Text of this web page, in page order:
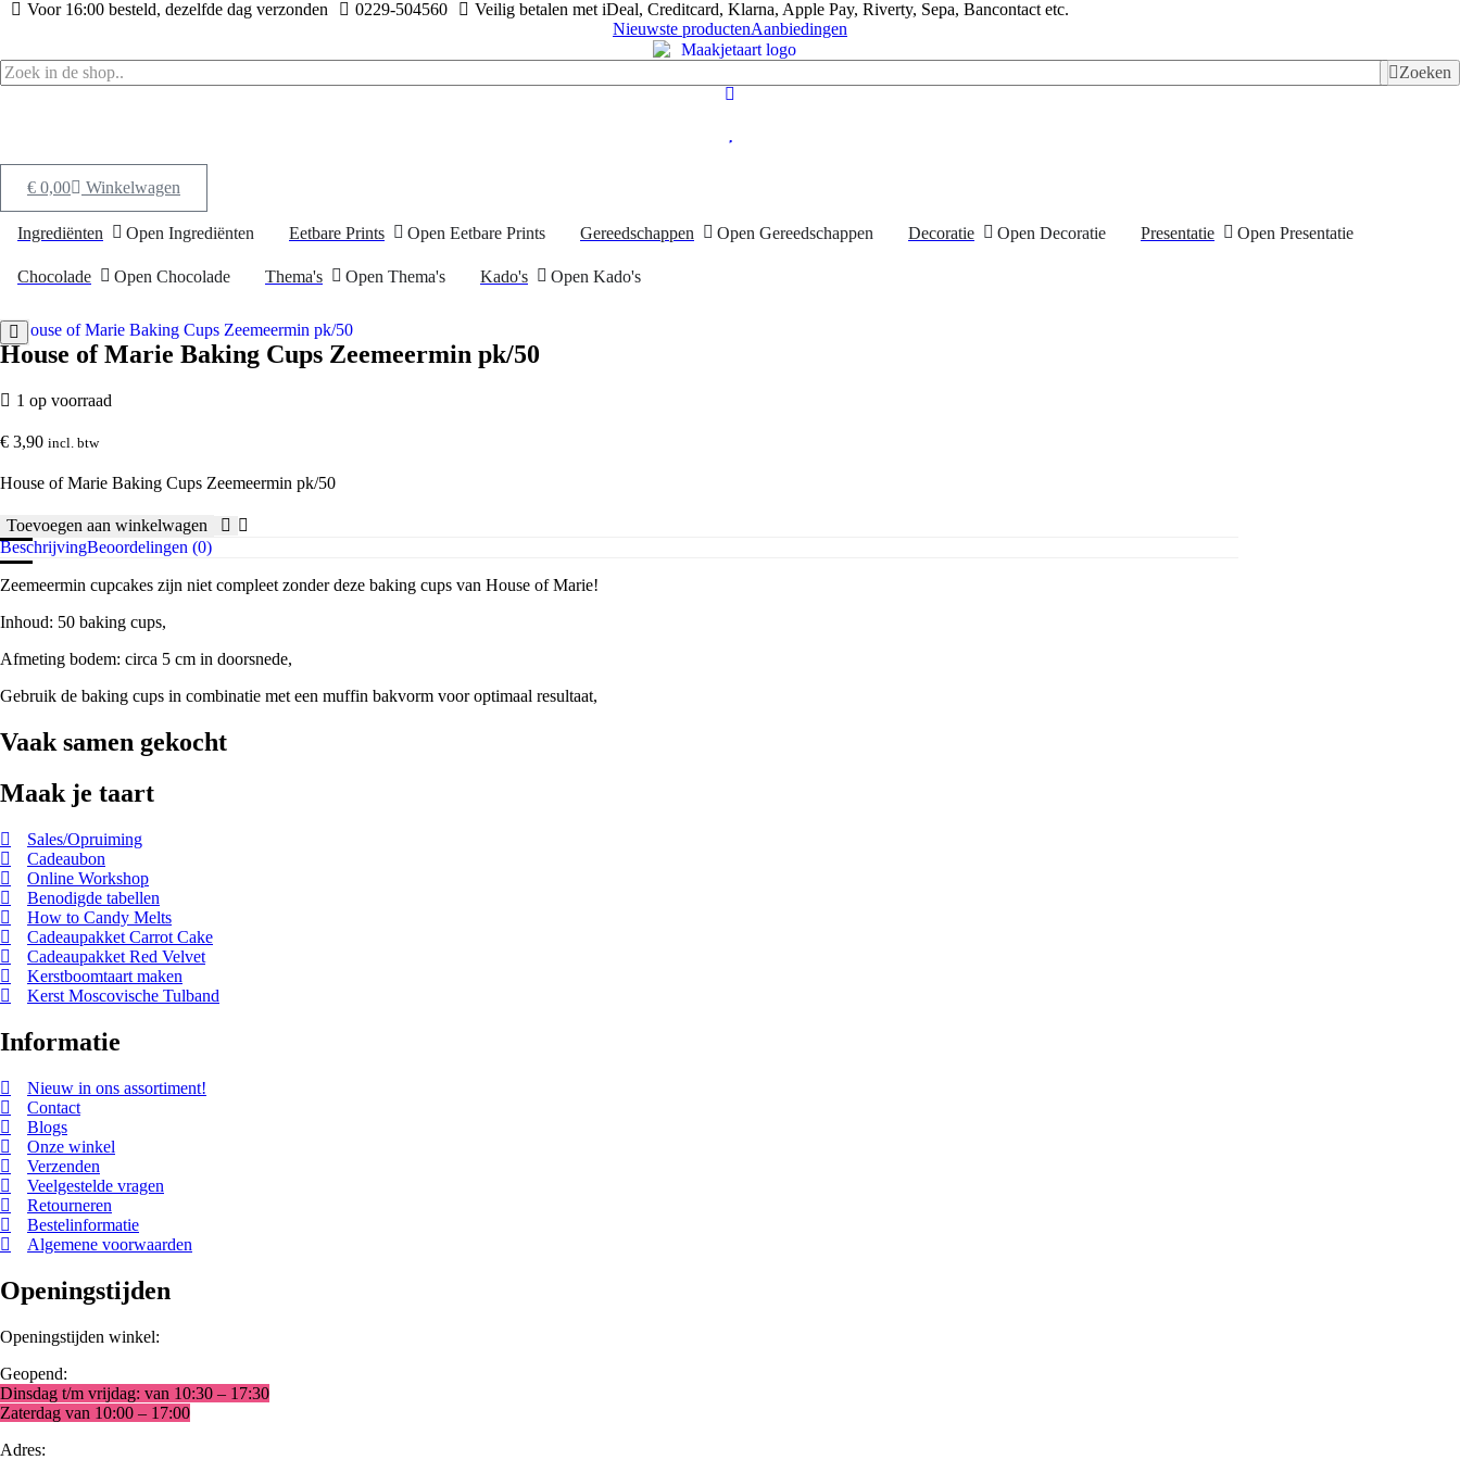
Ga
inhoud
Voor 16:00 besteld, dezelfde dag verzonden 0229-504560
Veilig betalen met iDeal, Creditcard, Klarna, Apple Pay, Riverty, Sepa, Bancontact etc.
Nieuwste productenAanbiedingen
Zoeken
€ 0,00 Winkelwagen
Ingrediënten Open Ingrediënten Eetbare Prints Open Eetbare Prints Gereedschappen Open Gereedschappen Decoratie Open Decoratie Presentatie Open Presentatie
Chocolade Open Chocolade Thema's Open Thema's Kado's Open Kado's
House of Marie Baking Cups Zeemeermin pk/50
1 op voorraad
€ 3,90 incl. btw
House of Marie Baking Cups Zeemeermin pk/50
House
of
Baking
Cups
Zeemeermin
pk/50
aantal
Toevoegen aan winkelwagen
BeschrijvingBeoordelingen (0)
Zeemeermin cupcakes zijn niet compleet zonder deze baking cups van House of Marie!
Inhoud: 50 baking cups,
Afmeting bodem: circa 5 cm in doorsnede,
Gebruik de baking cups in combinatie met een muffin bakvorm voor optimaal resultaat,
Vaak samen gekocht
Maak je taart
Sales/Opruiming
Cadeaubon
Online Workshop
Benodigde tabellen
How to Candy Melts
Cadeaupakket Carrot Cake
Cadeaupakket Red Velvet
Kerstboomtaart maken
Kerst Moscovische Tulband
Informatie
Nieuw in ons assortiment!
Contact
Blogs
Onze winkel
Verzenden
Veelgestelde vragen
Retourneren
Bestelinformatie
Algemene voorwaarden
Openingstijden
Openingstijden winkel:
Geopend:
Dinsdag t/m vrijdag: van 10:30 – 17:30
Zaterdag van 10:00 – 17:00
Adres: